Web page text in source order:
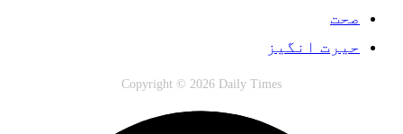
صحت
حیرت انگیز